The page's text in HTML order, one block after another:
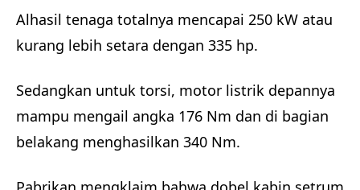
Alhasil tenaga totalnya mencapai 250 kW atau
kurang lebih setara dengan 335 hp.
Sedangkan untuk torsi, motor listrik depannya
mampu mengail angka 176 Nm dan di bagian
belakang menghasilkan 340 Nm.